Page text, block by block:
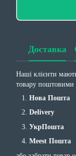
Доставка
Наші клієнти
товару поштовими
Нова Пошта
Delivery
УкрПошта
Meest Пошта